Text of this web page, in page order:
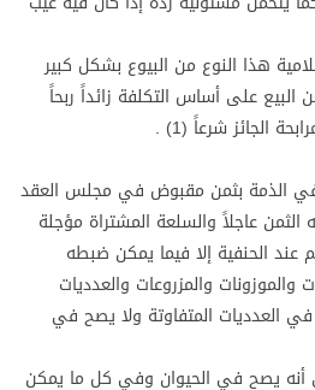
هذا النوع من البيوع بشكل كبير
على أساس التكلفة زائداً ربحاً
الجائز شرعاً (1) .
الذمة بثمن مقبوض في مجلس العقد
عاجلاً والسلعة المشتراة مؤجلة
لسلم عند الحنفية إلا فيما يمكن ضبطه
والموزونات والمزروعات والعدديات
في العدديات المتفاوتة ولا يصح في
يصح في الحيوان وفي كل ما يمكن